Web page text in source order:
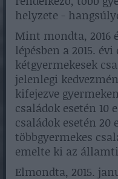
helyzete -
Mint mondta, 2016
lépésben a 2015.
kétgyermekesek
jelenlegi
kifejezve
családok esetén 10
családok esetén
többgyermekes
emelte ki az
Elmondta, 2015.